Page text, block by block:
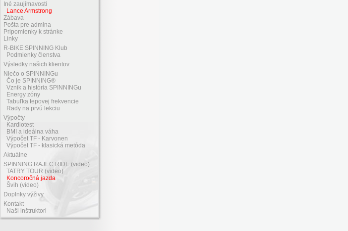
Iné zaujímavosti
Lance Armstrong
Zábava
Pošta pre admina
Pripomienky k stránke
Linky
R-BIKE SPINNING Klub
Podmienky členstva
Výsledky našich klientov
Niečo o SPINNINGu
Čo je SPINNING®
Vznik a história SPINNINGu
Energy zóny
Tabuľka tepovej frekvencie
Rady na prvú lekciu
Výpočty
Kardiotest
BMI a ideálna váha
Výpočet TF - Karvonen
Výpočet TF - klasická metóda
Aktuálne
SPINNING RAJEC RIDE (video)
TATRY TOUR (video)
Koncoročná jazda
Švih (video)
Doplnky výživy
Kontakt
Naši inštruktori